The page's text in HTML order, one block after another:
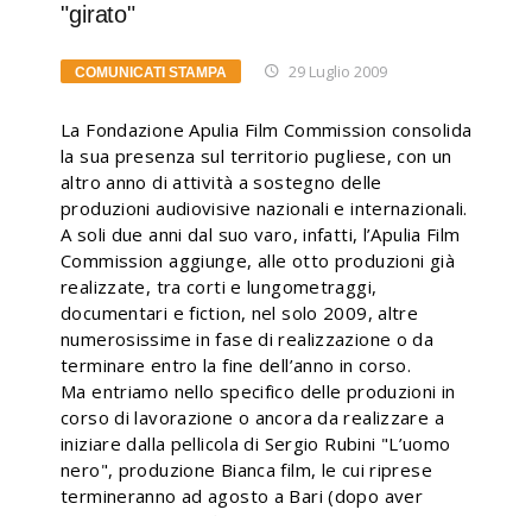
"girato"
COMUNICATI STAMPA 29 Luglio 2009
La Fondazione Apulia Film Commission consolida
la sua presenza sul territorio pugliese, con un
altro anno di attività a sostegno delle
produzioni audiovisive nazionali e internazionali.
A soli due anni dal suo varo, infatti, l’Apulia Film
Commission aggiunge, alle otto produzioni già
realizzate, tra corti e lungometraggi,
documentari e fiction, nel solo 2009, altre
numerosissime in fase di realizzazione o da
terminare entro la fine dell’anno in corso.
Ma entriamo nello specifico delle produzioni in
corso di lavorazione o ancora da realizzare a
iniziare dalla pellicola di Sergio Rubini "L’uomo
nero", produzione Bianca film, le cui riprese
termineranno ad agosto a Bari (dopo aver